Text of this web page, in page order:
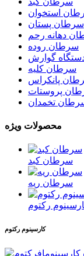
استخوان
سرطان پستان
دهانه رحم
سرطان روده
گوارش
سرطان کلیه
پانکراس
پروستات
تخمدان
محصولات ویژه
سرطان کبد
سرطان ریه
رکتوم
کارسینوم رکتوم